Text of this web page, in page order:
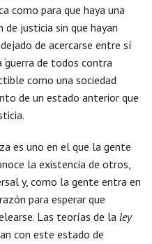
como para que haya una
de justicia sin que hayan
de acercarse entre sí
de todos contra
como una sociedad
de un estado anterior que
es uno en el que la gente
la existencia de otros,
y, como la gente entra en
para esperar que
Las teorías de la ley
con este estado de